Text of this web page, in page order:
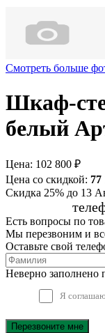
Смотреть больше
Шкаф-
белый
Цена: 102 800 ₽
Цена со скидкой: 77
Скидка 25% до 13
Есть вопросы по
Мы перезвоним и
Оставьте свой
Неверно заполнено
Я
Перезвоните мне